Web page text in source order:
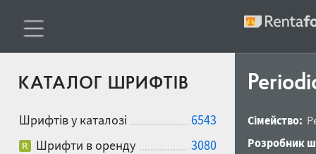
КАТАЛОГ ШРИФТІВ
Шрифтів у каталозі
6543
Шрифти в оренду
3080
Сімейство:
Розробник